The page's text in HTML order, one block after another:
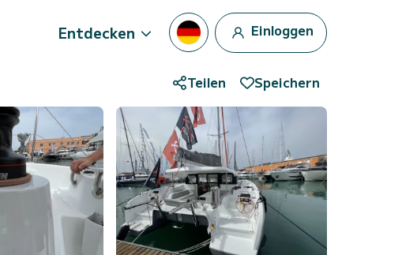
Entdecken Einloggen
Teilen Speichern